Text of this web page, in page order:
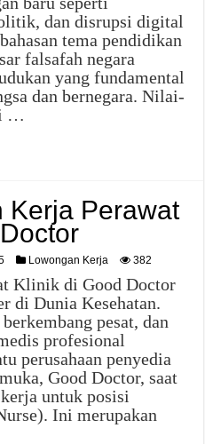
dan disrupsi digital
tema pendidikan
falsafah negara
yang fundamental
dan bernegara. Nilai-
…
Kerja Perawat
Lowongan Kerja 382
Klinik di Good Doctor
di Dunia Kesehatan.
pesat, dan
profesional
perusahaan penyedia
Good Doctor, saat
untuk posisi
Ini merupakan